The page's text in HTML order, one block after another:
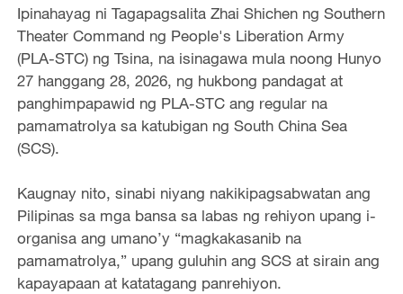
Ipinahayag ni Tagapagsalita Zhai Shichen ng Southern
Theater Command ng People's Liberation Army
(PLA-STC) ng Tsina, na isinagawa mula noong Hunyo
27 hanggang 28, 2026, ng hukbong pandagat at
panghimpapawid ng PLA-STC ang regular na
pamamatrolya sa katubigan ng South China Sea
(SCS).
Kaugnay nito, sinabi niyang nakikipagsabwatan ang
Pilipinas sa mga bansa sa labas ng rehiyon upang i-
organisa ang umano’y “magkakasanib na
pamamatrolya,” upang guluhin ang SCS at sirain ang
kapayapaan at katatagang panrehiyon.